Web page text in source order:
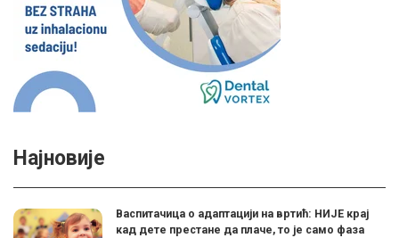
Најновије
Васпитачица о адаптацији на вртић: НИЈЕ крај
кад дете престане да плаче, то је само фаза